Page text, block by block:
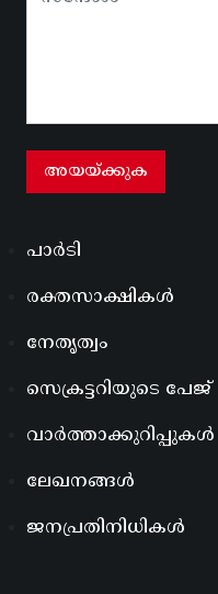
പാർടി
രക്തസാക്ഷികൾ
നേതൃത്വം
സെക്രട്ടറിയുടെ പേജ്
വാർത്താക്കുറിപ്പുകൾ
ലേഖനങ്ങൾ
ജനപ്രതിനിധികൾ